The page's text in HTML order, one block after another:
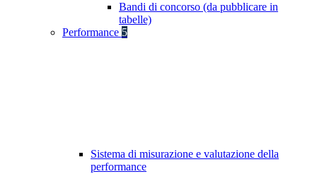
Bandi di concorso (da pubblicare in
tabelle)
Performance 5
Sistema di misurazione e valutazione della
performance